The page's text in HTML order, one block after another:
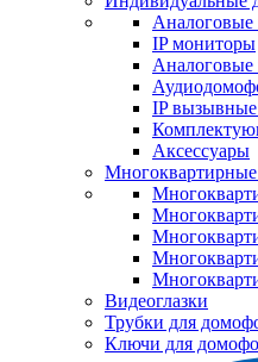
IP мониторы
IP
Аксессуары
Видеоглазки
Трубки для
Ключи для